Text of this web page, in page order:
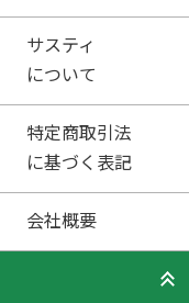
サスティ
について
特定商取引法
に基づく表記
会社概要